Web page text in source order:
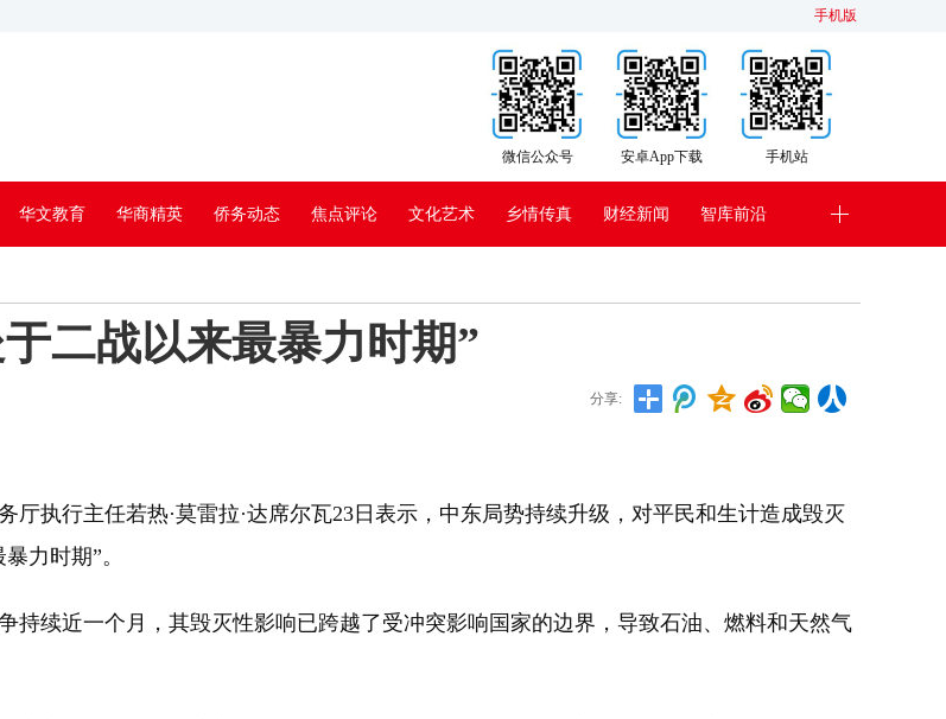
手机版
手机站
安卓App下载
微信公众号
华文教育 华商精英 侨务动态 焦点评论 文化艺术 乡情传真 财经新闻 智库前沿
二战以来最暴力时期”
分享:
厅执行主任若热·莫雷拉·达席尔瓦23日表示，中东局势持续升级，对平民和生计造成毁灭
力时期”。
续近一个月，其毁灭性影响已跨越了受冲突影响国家的边界，导致石油、燃料和天然气